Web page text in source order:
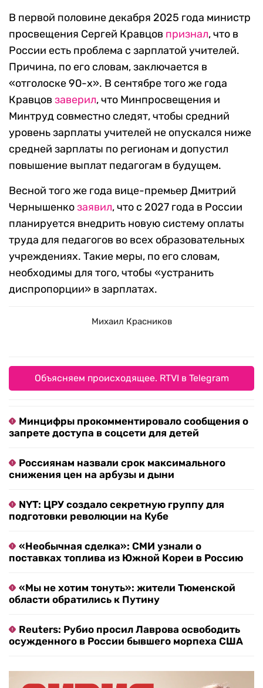
В первой половине декабря 2025 года министр
просвещения Сергей Кравцов признал, что в
России есть проблема с зарплатой учителей.
Причина, по его словам, заключается в
«отголоске 90-х». В сентябре того же года
Кравцов заверил, что Минпросвещения и
Минтруд совместно следят, чтобы средний
уровень зарплаты учителей не опускался ниже
средней зарплаты по регионам и допустил
повышение выплат педагогам в будущем.
Весной того же года вице-премьер Дмитрий
Чернышенкозаявил, что с 2027 года в России
планируется внедрить новую систему оплаты
труда для педагогов во всех образовательных
учреждениях. Такие меры, по его словам,
необходимы для того, чтобы «устранить
диспропорции» в зарплатах.
Михаил Красников
Объясняем происходящее. RTVI в Telegram
Минцифры прокомментировало сообщения о
запрете доступа в соцсети для детей
Россиянам назвали срок максимального
снижения цен на арбузы и дыни
NYT: ЦРУ создало секретную группу для
подготовки революции на Кубе
«Необычная сделка»: СМИ узнали о
поставках топлива из Южной Кореи в Россию
«Мы не хотим тонуть»: жители Тюменской
области обратились к Путину
Reuters: Рубио просил Лаврова освободить
осужденного в России бывшего морпеха США